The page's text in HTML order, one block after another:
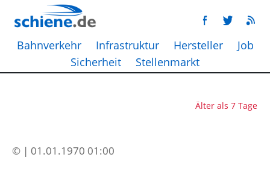
Bahnverkehr Infrastruktur Hersteller
Job
Sicherheit
Stellenmarkt
Älter als 7 Tage
© | 01.01.1970 01:00